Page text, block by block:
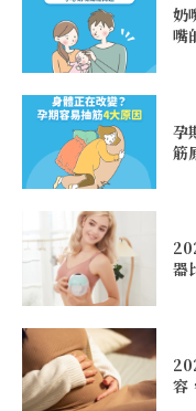
奶
嘴
孕
筋
器
容